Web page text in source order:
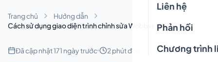
Liên hệ
Phản hồi
Chương trình
Trang chủ
Hướng dẫn
Cách sử dụng giao diện trình chỉnh sửa Wobbio
Đã cập nhật 171 ngày trước 2 phút đọc